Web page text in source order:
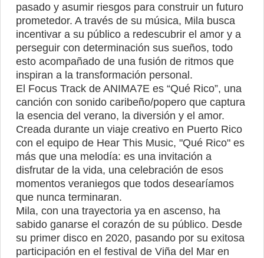
pasado y asumir riesgos para construir un futuro
prometedor. A través de su música, Mila busca
incentivar a su público a redescubrir el amor y a
perseguir con determinación sus sueños, todo
esto acompañado de una fusión de ritmos que
inspiran a la transformación personal.
El Focus Track de ANIMA7E es “Qué Rico”, una
canción con sonido caribeño/popero que captura
la esencia del verano, la diversión y el amor.
Creada durante un viaje creativo en Puerto Rico
con el equipo de Hear This Music, "Qué Rico" es
más que una melodía: es una invitación a
disfrutar de la vida, una celebración de esos
momentos veraniegos que todos desearíamos
que nunca terminaran.
Mila, con una trayectoria ya en ascenso, ha
sabido ganarse el corazón de su público. Desde
su primer disco en 2020, pasando por su exitosa
participación en el festival de Viña del Mar en